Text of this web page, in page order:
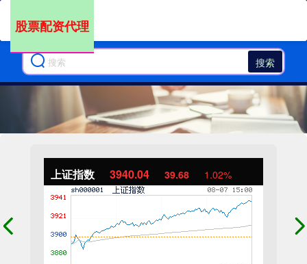
搜索
上证指数 3940.04 39.68 1.02%
股票配资代理